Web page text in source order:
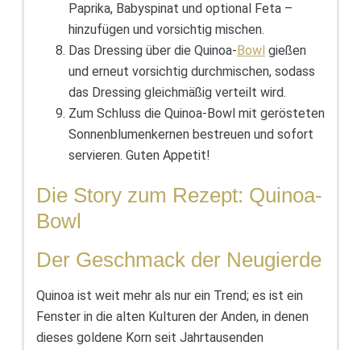
Paprika, Babyspinat und optional Feta –
hinzufügen und vorsichtig mischen.
Das Dressing über die Quinoa- Bowl gießen
und erneut vorsichtig durchmischen, sodass
das Dressing gleichmäßig verteilt wird.
Zum Schluss die Quinoa-Bowl mit gerösteten
Sonnenblumenkernen bestreuen und sofort
servieren. Guten Appetit!
Die Story zum Rezept: Quinoa-
Bowl
Der Geschmack der Neugierde
Quinoa ist weit mehr als nur ein Trend; es ist ein
Fenster in die alten Kulturen der Anden, in denen
dieses goldene Korn seit Jahrtausenden